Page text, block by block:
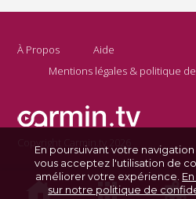
À Propos
Aide
Mentions légales & politique
Copyright Carmin.tv 2026
En poursuivant votre navigation
vous acceptez l'utilisation de
améliorer votre expérience.
sur notre politique de